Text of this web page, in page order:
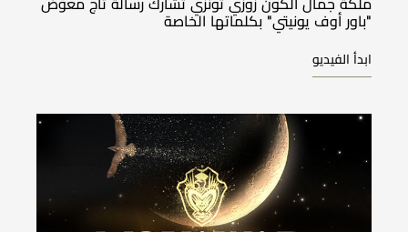
ملكة جمال الكون زوزي تونزي تشارك رسالة تاج معوّض
"باور أوف يونيتي" بكلماتها الخاصة
ابدأ الفيديو